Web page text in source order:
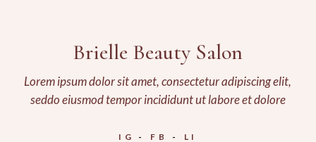
Brielle Beauty Salon
Lorem ipsum dolor sit amet, consectetur adipiscing elit,
seddo eiusmod tempor incididunt ut labore et dolore
IG FB LI